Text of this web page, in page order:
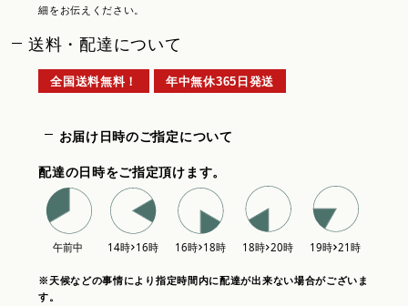
細をお伝えください。
送料・配達について
全国送料無料！ 年中無休365日発送
お届け日時のご指定について
配達の日時をご指定頂けます。
※天候などの事情により指定時間内に配達が出来ない場合がございま
す。